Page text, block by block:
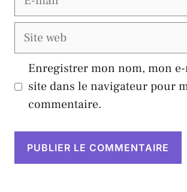
Site
Enregistrer mon nom, mon
site dans le navigateur pour
commentaire.